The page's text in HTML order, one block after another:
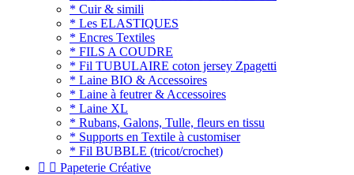
* Cuir & simili
* Les ELASTIQUES
* Encres Textiles
* FILS A COUDRE
* Fil TUBULAIRE coton jersey Zpagetti
* Laine BIO & Accessoires
* Laine à feutrer & Accessoires
* Laine XL
* Rubans, Galons, Tulle, fleurs en tissu
* Supports en Textile à customiser
* Fil BUBBLE (tricot/crochet)
  Papeterie Créative